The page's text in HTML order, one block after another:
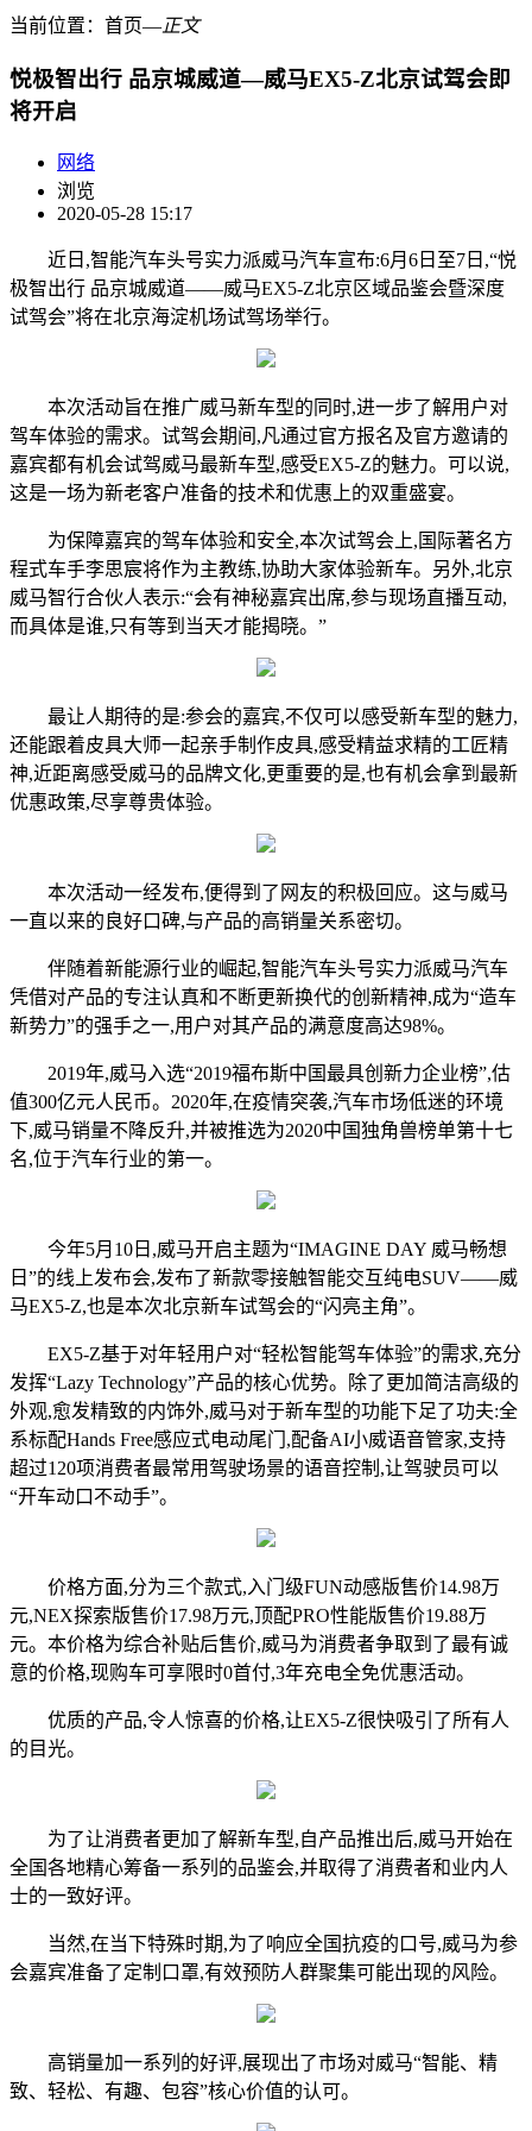
当前位置： 首页―正文
悦极智出行 品京城威道—威马EX5-Z北京试驾会即
将开启
网络
浏览
2020-05-28 15:17
近日,智能汽车头号实力派威马汽车宣布:6月6日至7日,“悦
极智出行 品京城威道——威马EX5-Z北京区域品鉴会暨深度
试驾会”将在北京海淀机场试驾场举行。
本次活动旨在推广威马新车型的同时,进一步了解用户对
驾车体验的需求。试驾会期间,凡通过官方报名及官方邀请的
嘉宾都有机会试驾威马最新车型,感受EX5-Z的魅力。可以说,
这是一场为新老客户准备的技术和优惠上的双重盛宴。
为保障嘉宾的驾车体验和安全,本次试驾会上,国际著名方
程式车手李思宸将作为主教练,协助大家体验新车。另外,北京
威马智行合伙人表示:“会有神秘嘉宾出席,参与现场直播互动,
而具体是谁,只有等到当天才能揭晓。”
最让人期待的是:参会的嘉宾,不仅可以感受新车型的魅力,
还能跟着皮具大师一起亲手制作皮具,感受精益求精的工匠精
神,近距离感受威马的品牌文化,更重要的是,也有机会拿到最新
优惠政策,尽享尊贵体验。
本次活动一经发布,便得到了网友的积极回应。这与威马
一直以来的良好口碑,与产品的高销量关系密切。
伴随着新能源行业的崛起,智能汽车头号实力派威马汽车
凭借对产品的专注认真和不断更新换代的创新精神,成为“造车
新势力”的强手之一,用户对其产品的满意度高达98%。
2019年,威马入选“2019福布斯中国最具创新力企业榜”,估
值300亿元人民币。2020年,在疫情突袭,汽车市场低迷的环境
下,威马销量不降反升,并被推选为2020中国独角兽榜单第十七
名,位于汽车行业的第一。
今年5月10日,威马开启主题为“IMAGINE DAY 威马畅想
日”的线上发布会,发布了新款零接触智能交互纯电SUV——威
马EX5-Z,也是本次北京新车试驾会的“闪亮主角”。
EX5-Z基于对年轻用户对“轻松智能驾车体验”的需求,充分
发挥“Lazy Technology”产品的核心优势。除了更加简洁高级的
外观,愈发精致的内饰外,威马对于新车型的功能下足了功夫:全
系标配Hands Free感应式电动尾门,配备AI小威语音管家,支持
超过120项消费者最常用驾驶场景的语音控制,让驾驶员可以
“开车动口不动手”。
价格方面,分为三个款式,入门级FUN动感版售价14.98万
元,NEX探索版售价17.98万元,顶配PRO性能版售价19.88万
元。本价格为综合补贴后售价,威马为消费者争取到了最有诚
意的价格,现购车可享限时0首付,3年充电全免优惠活动。
优质的产品,令人惊喜的价格,让EX5-Z很快吸引了所有人
的目光。
为了让消费者更加了解新车型,自产品推出后,威马开始在
全国各地精心筹备一系列的品鉴会,并取得了消费者和业内人
士的一致好评。
当然,在当下特殊时期,为了响应全国抗疫的口号,威马为参
会嘉宾准备了定制口罩,有效预防人群聚集可能出现的风险。
高销量加一系列的好评,展现出了市场对威马“智能、精
致、轻松、有趣、包容”核心价值的认可。